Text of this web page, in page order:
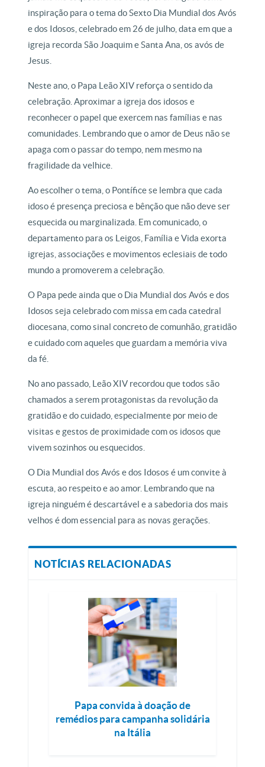
inspiração para o tema do Sexto Dia Mundial dos Avós
e dos Idosos, celebrado em 26 de julho, data em que a
igreja recorda São Joaquim e Santa Ana, os avós de
Jesus.
Neste ano, o Papa Leão XIV reforça o sentido da
celebração. Aproximar a igreja dos idosos e
reconhecer o papel que exercem nas famílias e nas
comunidades. Lembrando que o amor de Deus não se
apaga com o passar do tempo, nem mesmo na
fragilidade da velhice.
Ao escolher o tema, o Pontífice se lembra que cada
idoso é presença preciosa e bênção que não deve ser
esquecida ou marginalizada. Em comunicado, o
departamento para os Leigos, Família e Vida exorta
igrejas, associações e movimentos eclesiais de todo
mundo a promoverem a celebração.
O Papa pede ainda que o Dia Mundial dos Avós e dos
Idosos seja celebrado com missa em cada catedral
diocesana, como sinal concreto de comunhão, gratidão
e cuidado com aqueles que guardam a memória viva
da fé.
No ano passado, Leão XIV recordou que todos são
chamados a serem protagonistas da revolução da
gratidão e do cuidado, especialmente por meio de
visitas e gestos de proximidade com os idosos que
vivem sozinhos ou esquecidos.
O Dia Mundial dos Avós e dos Idosos é um convite à
escuta, ao respeito e ao amor. Lembrando que na
igreja ninguém é descartável e a sabedoria dos mais
velhos é dom essencial para as novas gerações.
NOTÍCIAS RELACIONADAS
Papa convida à doação de
remédios para campanha solidária
na Itália